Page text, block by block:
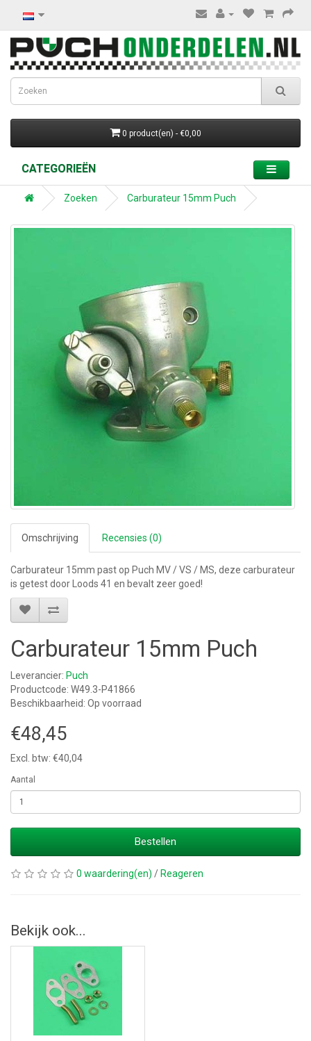
0 product(en) - €0,00
CATEGORIEËN
Zoeken Carburateur 15mm Puch
Omschrijving Recensies (0)
Carburateur 15mm past op Puch MV / VS / MS, deze carburateur
is getest door Loods 41 en bevalt zeer goed!
Carburateur 15mm Puch
Leverancier: Puch
Productcode: W49.3-P41866
Beschikbaarheid: Op voorraad
€48,45
Excl. btw: €40,04
Aantal
Bestellen
0 waardering(en) / Reageren
Bekijk ook...